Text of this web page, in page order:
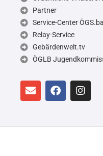
Partner
Service-Center
Relay-Service
Gebärdenwelt.tv
ÖGLB